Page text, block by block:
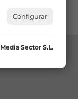
Configurar
Media Sector S.L.